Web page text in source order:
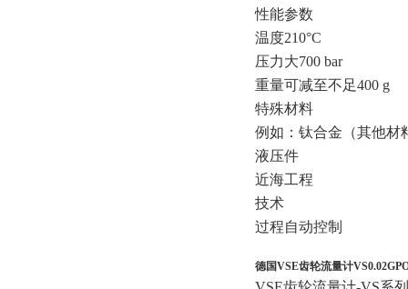
性能参数
温度210°C
压力大700 bar
重量可减至不足400 g
特殊材料
例如：钛合金（其他材
液压件
近海工程
技术
过程自动控制
德国VSE齿轮流量计